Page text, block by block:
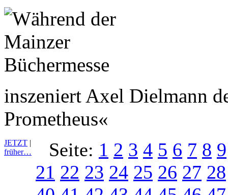
inszeniert Axel Dielmann
Prometheus«
JETZT |
früher…
Seite: 1 2 3 4 5 6 7 8 9
21 22 23 24 25 26 27 28